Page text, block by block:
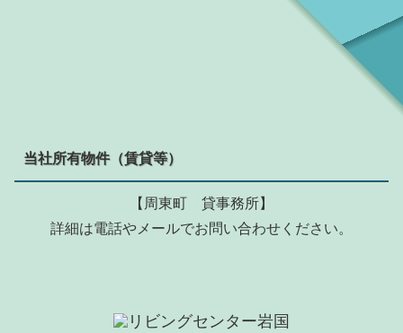
当社所有物件（賃貸等）
【周東町 貸事務所】
詳細は電話やメールでお問い合わせください。